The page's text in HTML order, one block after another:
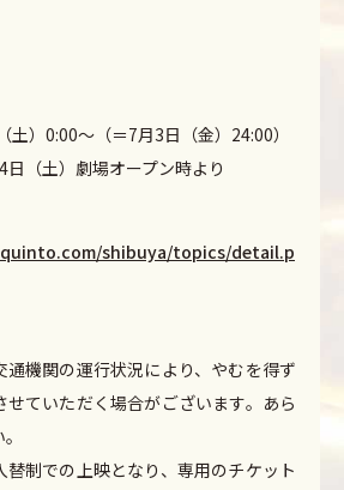
土）0:00～（＝7月3日（金）24:00）
（土）劇場オープン時より
shibuya/topics/detail.p
機関の運行状況により、やむを得ず
ていただく場合がございます。あら
制での上映となり、専用のチケット